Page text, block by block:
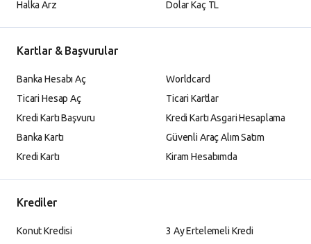
Halka Arz
Dolar Kaç TL
Kartlar & Başvurular
Banka Hesabı Aç
Ticari Hesap Aç
Kredi Kartı Başvuru
Banka Kartı
Kredi Kartı
Worldcard
Ticari Kartlar
Kredi Kartı Asgari Hesaplama
Güvenli Araç Alım Satım
Kiram Hesabımda
Krediler
Konut Kredisi
3 Ay Ertelemeli Kredi